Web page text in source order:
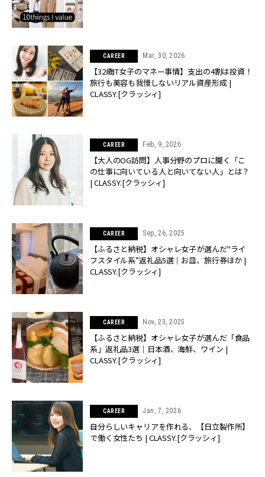
CAREER Mar, 30, 2026
【32歳IT女子のマネー事情】支出の4割は投資！
旅行も美容も我慢しないリアル資産形成 |
CLASSY.[クラッシィ]
CAREER Feb, 9, 2026
【大人のOG訪問】人事分野のプロに聞く「こ
の仕事に向いている人と向いてない人」とは？
| CLASSY.[クラッシィ]
CAREER Sep, 26, 2025
【ふるさと納税】オシャレ女子が選んだ"ライ
フスタイル系”返礼品5選｜お皿、旅行券ほか |
CLASSY.[クラッシィ]
CAREER Nov, 23, 2025
【ふるさと納税】オシャレ女子が選んだ「食品
系」返礼品3選｜日本酒、海鮮、ワイン |
CLASSY.[クラッシィ]
CAREER Jan, 7, 2026
自分らしいキャリアを作れる、【日立製作所】
で働く女性たち | CLASSY.[クラッシィ]